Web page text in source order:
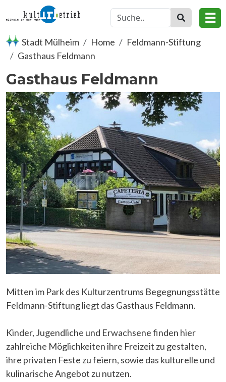
Skip to main content
☰
Stadt Mülheim Home
Feldmann-Stiftung
Gasthaus Feldmann
Gasthaus Feldmann
Mitten im Park des Kulturzentrums Begegnungsstätte
Feldmann-Stiftung liegt das Gasthaus Feldmann.
Kinder, Jugendliche und Erwachsene finden hier
zahlreiche Möglichkeiten ihre Freizeit zu gestalten,
ihre privaten Feste zu feiern, sowie das kulturelle und
kulinarische Angebot zu nutzen.